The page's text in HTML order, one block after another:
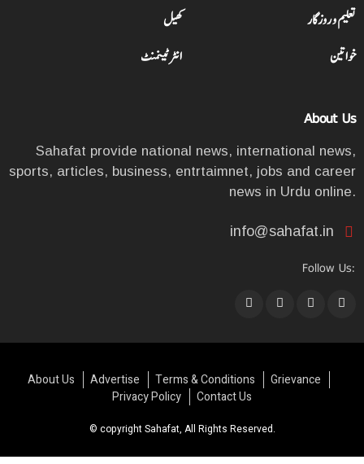
تعلیم و روزگار
کھیل
خواتین
انٹرٹینمنٹ
About Us
Sahafat provide national news, international news,
sports, articles, business, entrtaimnet, jobs and career
news in Urdu online.
info@sahafat.in
Follow Us:
© copyright Sahafat, All Rights Reserved.
About Us Advertise Terms & Conditions
Grievance
Privacy Policy
Contact Us